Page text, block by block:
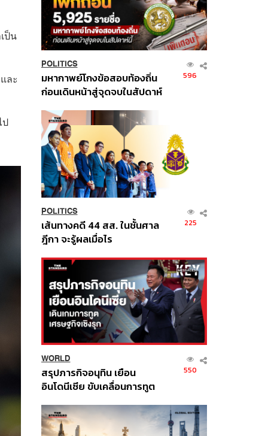
ป็น
ละ
ป
POLITICS
มหากาพย์โกงข้อสอบท้องถิ่น
ก่อนเดินหน้าสู่จุดจบในสัปดาห์
596
POLITICS
เส้นทางคดี 44 สส. ในชั้นศาล
ฎีกา จะรู้ผลเมื่อไร
225
WORLD
สรุปภารกิจอนุทิน เยือน
อินโดนีเซีย ขับเคลื่อนการทูต
ส่วนยุทธศาสตร์ไทย –
อินโดนีเซีย
550